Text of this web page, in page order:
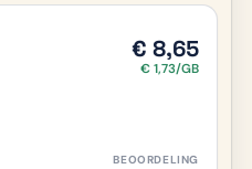
€ 8,65
€ 1,73/GB